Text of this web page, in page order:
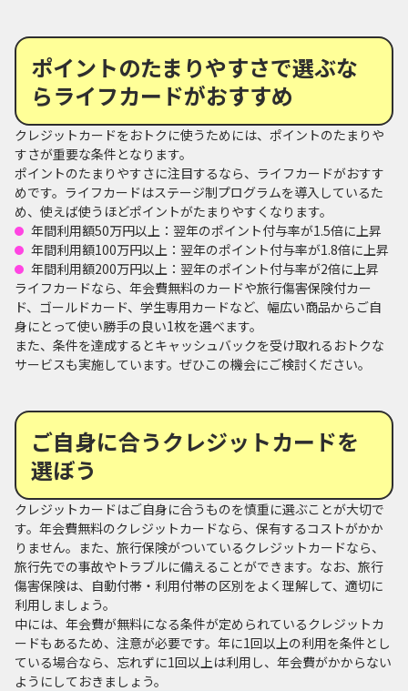
ポイントのたまりやすさで選ぶな
らライフカードがおすすめ
クレジットカードをおトクに使うためには、ポイントのたまりや
すさが重要な条件となります。
ポイントのたまりやすさに注目するなら、ライフカードがおすす
めです。ライフカードはステージ制プログラムを導入しているた
め、使えば使うほどポイントがたまりやすくなります。
年間利用額50万円以上：翌年のポイント付与率が1.5倍に上昇
年間利用額100万円以上：翌年のポイント付与率が1.8倍に上昇
年間利用額200万円以上：翌年のポイント付与率が2倍に上昇
ライフカードなら、年会費無料のカードや旅行傷害保険付カー
ド、ゴールドカード、学生専用カードなど、幅広い商品からご自
身にとって使い勝手の良い1枚を選べます。
また、条件を達成するとキャッシュバックを受け取れるおトクな
サービスも実施しています。ぜひこの機会にご検討ください。
ご自身に合うクレジットカードを
選ぼう
クレジットカードはご自身に合うものを慎重に選ぶことが大切で
す。年会費無料のクレジットカードなら、保有するコストがかか
りません。また、旅行保険がついているクレジットカードなら、
旅行先での事故やトラブルに備えることができます。なお、旅行
傷害保険は、自動付帯・利用付帯の区別をよく理解して、適切に
利用しましょう。
中には、年会費が無料になる条件が定められているクレジットカ
ードもあるため、注意が必要です。年に1回以上の利用を条件とし
ている場合なら、忘れずに1回以上は利用し、年会費がかからない
ようにしておきましょう。